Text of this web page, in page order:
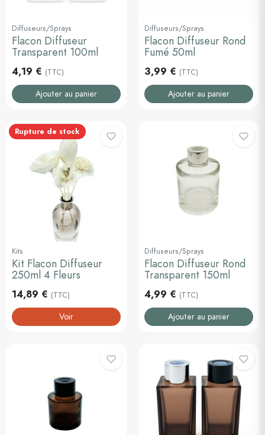
Diffuseurs/Sprays
Flacon Diffuseur
Transparent 100ml
4,19 € (TTC)
Ajouter au panier
Diffuseurs/Sprays
Flacon Diffuseur Rond
Fumé 50ml
3,99 € (TTC)
Ajouter au panier
Rupture de stock
Kits
Kit Flacon Diffuseur
250ml 4 Fleurs
14,89 € (TTC)
Voir
Diffuseurs/Sprays
Flacon Diffuseur Rond
Transparent 150ml
4,99 € (TTC)
Ajouter au panier